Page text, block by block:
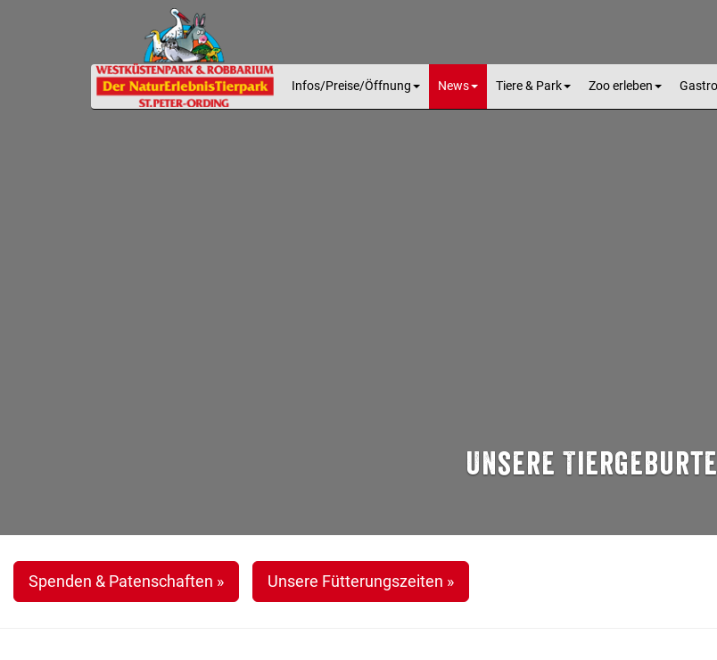
Infos/Preise/Öffnung News Tiere & Park Zoo erleben
Unsere
Spenden & Patenschaften » Unsere Fütterungszeiten »